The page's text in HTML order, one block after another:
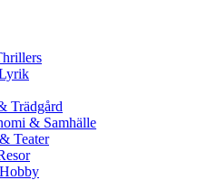
Trädgård
& Samhälle
Teater